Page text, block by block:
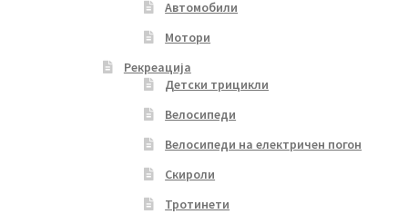
Автомобили
Мотори
Рекреација
Детски трицикли
Велосипеди
Велосипеди на електричен погон
Скироли
Тротинети